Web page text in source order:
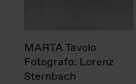
MARTA Tavolo
Fotografo: Lorenz
Sternbach